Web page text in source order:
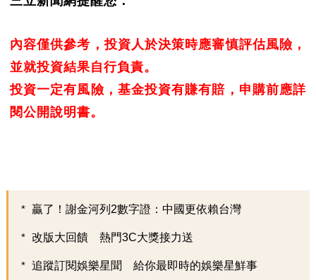
內容僅供參考，投資人於決策時應審慎評估風險，
並就投資結果自行負責。
投資一定有風險，基金投資有賺有賠，申購前應詳
閱公開說明書。
贏了！謝金河列2數字證：中國更依賴台灣
改版大回饋 熱門3C大獎接力送
追蹤訂閱娛樂星聞 給你最即時的娛樂星鮮事